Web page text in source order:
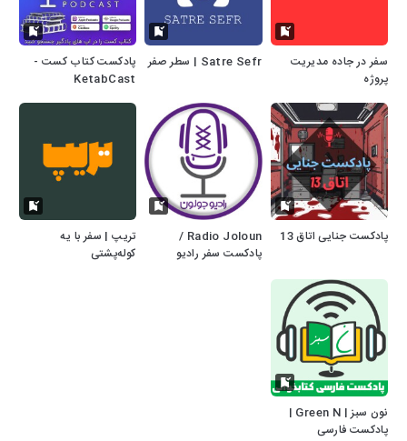
سفر در جاده مدیریت
پروژه
Satre Sefr | سطر صفر
پادکست کتاب کست -
KetabCast
پادکست جنایی اتاق 13
Radio Joloun /
پادکست سفر رادیو
تریپ | سفر با یه
کوله‌پشتی
نون سبز | Green N |
پادکست فارسی